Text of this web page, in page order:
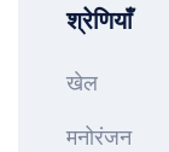
श्रेणियाँ
खेल
मनोरंजन